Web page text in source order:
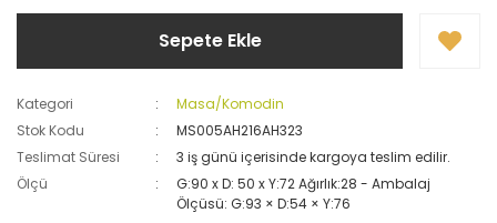
Sepete Ekle
Kategori
Masa/Komodin
Stok Kodu
MS005AH216AH323
Teslimat Süresi
3 iş günü içerisinde kargoya teslim edilir.
Ölçü
G:90 x D: 50 x Y:72 Ağırlık:28 - Ambalaj
Ölçüsü: G:93 × D:54 × Y:76